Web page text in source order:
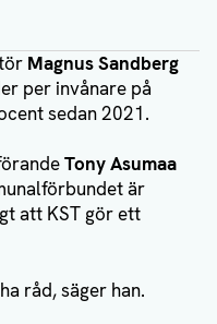
Magnus Sandberg
per invånare på
sedan 2021.
Tony Asumaa
är
att KST gör ett
råd, säger han.